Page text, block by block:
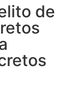
de